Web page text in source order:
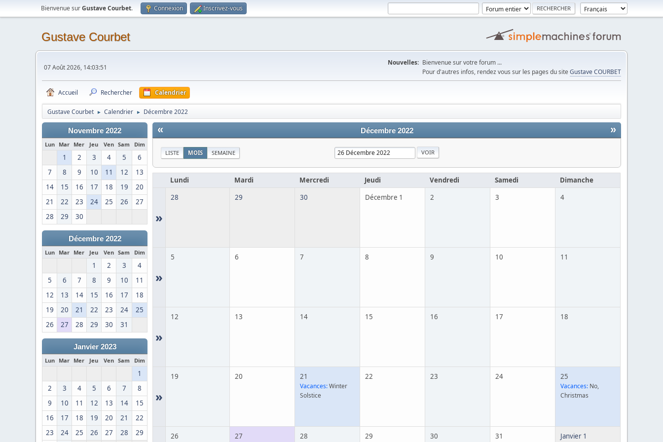
Bienvenue surGustave Courbet. Connexion Inscrivez-vous
Gustave Courbet
07 Août 2026, 14:03:51
Nouvelles: Bienvenue sur votre forum ...
Pour d'autres infos, rendez vous sur les pages du site Gustave COURBET
Accueil Rechercher Calendrier
Gustave Courbet ► Calendrier ► Décembre 2022
Novembre 2022
Lun Mar Mer Jeu Ven Sam Dim
1 2 3 4 5
6
7
8 9 10 11 12
13
14
15 16 17 18 19
20
21
22 23 24 25 26
27
28
29 30
Décembre 2022
Lun Mar Mer Jeu Ven Sam Dim
1 2 3
4
5
6 7 8 9 10
11
12
13 14 15 16 17
18
19
20 21 22 23 24
25
26
27 28 29 30 31
Janvier 2023
Lun Mar Mer Jeu Ven Sam Dim
1
2
3 4 5 6 7
8
9
10 11 12 13 14
15
16
17 18 19 20 21
22
23
24 25 26 27 28 29
« »
Décembre 2022
LISTE MOIS SEMAINE
Lundi Mardi Mercredi Jeudi Vendredi Samedi Dimanche
»
28 29 30 Décembre 1 2 3 4
»
5 6 7 8 9 10 11
»
12 13 14 15 16 17 18
»
19 20 21
Vacances:Winter
Solstice
22 23 24 25
Vacances: No,
Christmas
26 27 28 29 30 31 Janvier 1